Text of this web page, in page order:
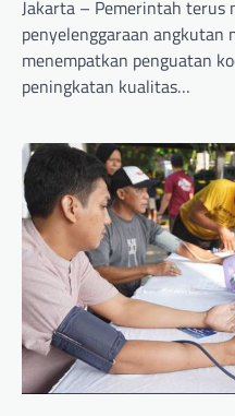
Jakarta – Pemerintah terus
penyelenggaraan angkutan
menempatkan penguatan
peningkatan kualitas…